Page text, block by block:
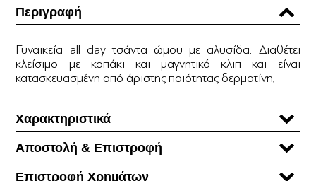
Περιγραφή
Γυναικεία all day τσάντα ώμου με αλυσίδα. Διαθέτει
κλείσιμο με καπάκι και μαγνητικό κλιπ και είναι
κατασκευασμένη από άριστης ποιότητας δερματίνη.
Χαρακτηριστικά
Αποστολή & Επιστροφή
Επιστροφή Χρηµάτων